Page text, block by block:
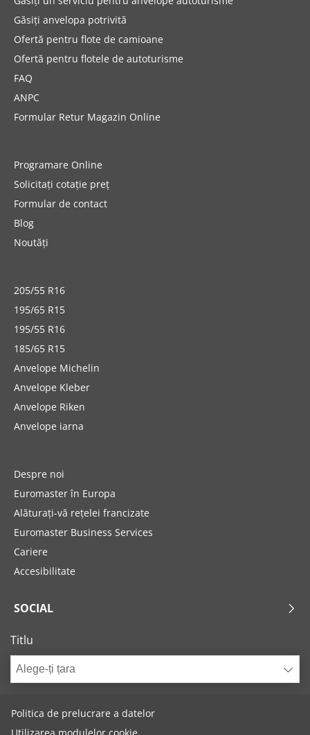
Găsiți anvelopa potrivită
Ofertă pentru flote de camioane
Ofertă pentru flotele de autoturisme
FAQ
ANPC
Formular Retur Magazin Online
Programare Online
Solicitați cotație preț
Formular de contact
Blog
Noutăți
205/55 R16
195/65 R15
195/55 R16
185/65 R15
Anvelope Michelin
Anvelope Kleber
Anvelope Riken
Anvelope iarna
Despre noi
Euromaster în Europa
Alăturați-vă rețelei francizate
Euromaster Business Services
Cariere
Accesibilitate
SOCIAL
Titlu
Alege-ți țara
Politica de prelucrare a datelor